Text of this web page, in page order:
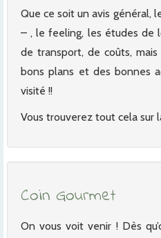
Que ce soit un avis général,
– , le feeling, les études de
de transport, de coûts, mais
bons plans et des bonnes
visité !!
Vous trouverez tout cela sur
Coin Gourmet
On vous voit venir ! Dès